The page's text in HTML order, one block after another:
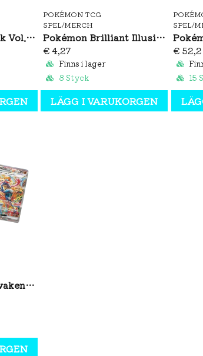
Pokémon Gem Pack Vol. 4 Booster Box (S-CH)
POKÉMON TCG
SPEL/MERCH
Pokémon Brilliant Illusions CSV8C Booster Pack Slim (S-CH)
€ 4,27
Finns i lager
8 Styck
LÄGG I VARUKORGEN
SPEL/
€ 52,2
15
Pokémon Blade Awakening CSV7C Booster Pack Slim (S-CH)